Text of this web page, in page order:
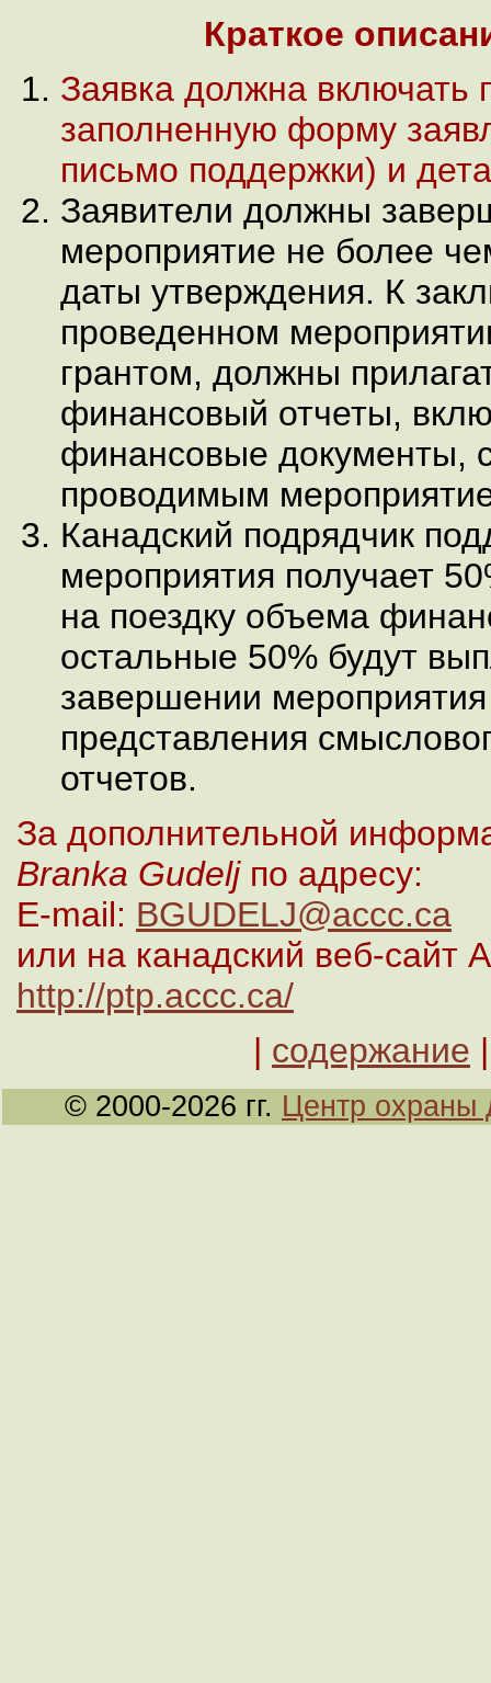
Краткое
Заявка должна включать
заполненную форму
письмо поддержки) и
Заявители должны
мероприятие не более
даты утверждения. К
проведенном
грантом, должны
финансовый отчеты,
финансовые документы,
проводимым
Канадский подрядчик
мероприятия получает
на поездку объема
остальные 50% будут
завершении
представления
отчетов.
За дополнительной
Branka Gudeljпо адресу:
E-mail: BGUDELJ@accc.ca
или на канадский веб-сайт
http://ptp.accc.ca/
| содержание
© 2000-2026 гг. Центр охраны